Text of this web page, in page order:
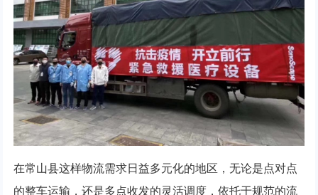
在常山县这样物流需求日益多元化的地区，无论是点对点
的整车运输，还是多点收发的灵活调度，依托于规范的流